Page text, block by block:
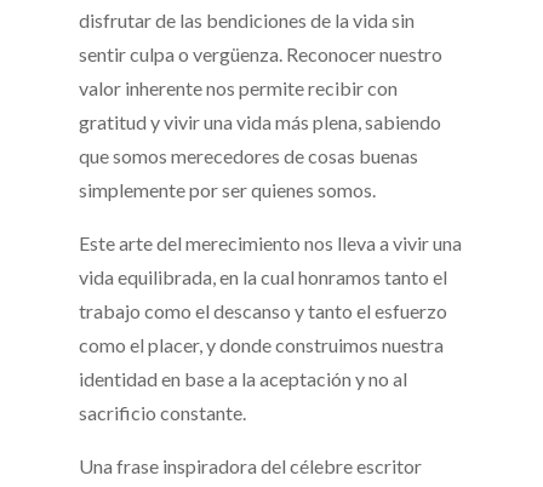
disfrutar de las bendiciones de la vida sin
sentir culpa o vergüenza. Reconocer nuestro
valor inherente nos permite recibir con
gratitud y vivir una vida más plena, sabiendo
que somos merecedores de cosas buenas
simplemente por ser quienes somos.
Este arte del merecimiento nos lleva a vivir una
vida equilibrada, en la cual honramos tanto el
trabajo como el descanso y tanto el esfuerzo
como el placer, y donde construimos nuestra
identidad en base a la aceptación y no al
sacrificio constante.
Una frase inspiradora del célebre escritor